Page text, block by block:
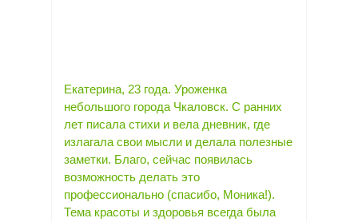
Екатерина, 23 года. Уроженка
небольшого города Чкаловск. С ранних
лет писала стихи и вела дневник, где
излагала свои мысли и делала полезные
заметки. Благо, сейчас появилась
возможность делать это
профессионально (спасибо, Моника!).
Тема красоты и здоровья всегда была